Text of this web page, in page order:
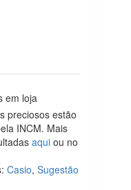
em loja
preciosos estão
INCM. Mais
aqui ou no
Casio, Sugestão